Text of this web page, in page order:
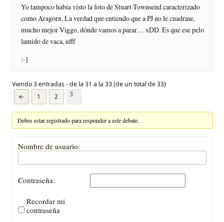
Yo tampoco había visto la foto de Stuart Townsend caracterizado
como Aragorn. La verdad que entiendo que a PJ no le cuadrase,
mucho mejor Viggo, dónde vamos a parar… xDD. Es que ese pelo
lamido de vaca, ufff
:-]
Viendo 3 entradas - de la 31 a la 33 (de un total de 33)
←
1 2 3
Debes estar registrado para responder a este debate.
Nombre de usuario:
Contraseña:
Recordar mi
contraseña